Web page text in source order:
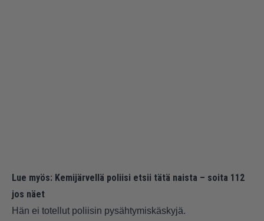
Lue myös: Kemijärvellä poliisi etsii tätä naista – soita 112
jos näet
Hän ei totellut poliisin pysähtymiskäskyjä.